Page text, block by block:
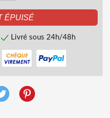
Livré sous 24h/48h